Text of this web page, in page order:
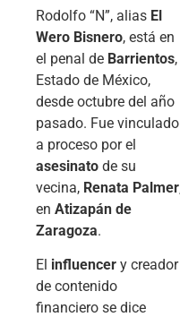
Rodolfo “N”, alias El
Wero Bisnero, está en
el penal de Barrientos,
Estado de México,
desde octubre del año
pasado. Fue vinculado
a proceso por el
asesinato de su
vecina, Renata Palmer
en Atizapán de
Zaragoza.
El influencer y creador
de contenido
financiero se dice